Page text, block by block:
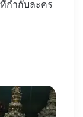
กำกับละคร